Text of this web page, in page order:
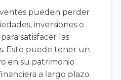
pueden perder
inversiones o
satisfacer las
Esto puede tener un
en su patrimonio
a largo plazo.